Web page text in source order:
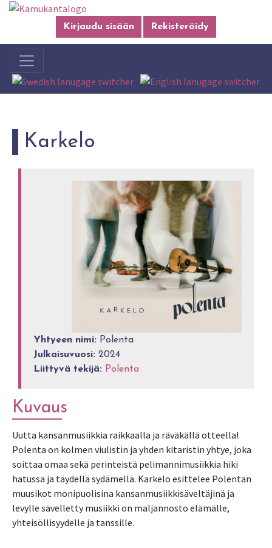
Kirjaudu sisään Rekisteröidy
Karkelo
Yhtyeen nimi: Polenta
Julkaisuvuosi: 2024
Liittyvä tekijä: Polenta
Kuvaus
Uutta kansanmusiikkia raikkaalla ja räväkällä otteella!
Polenta on kolmen viulistin ja yhden kitaristin yhtye, joka
soittaa omaa sekä perinteistä pelimannimusiikkia hiki
hatussa ja täydellä sydämellä. Karkelo esittelee Polentan
muusikot monipuolisina kansanmusiikkisäveltäjinä ja
levylle sävelletty musiikki on maljannosto elämälle,
yhteisöllisyydelle ja tanssille.